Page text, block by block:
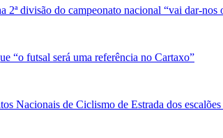
2ª divisão do campeonato nacional “vai dar-
“o futsal será uma referência no Cartaxo”
Nacionais de Ciclismo de Estrada dos